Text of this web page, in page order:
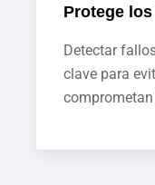
Protege
Detectar
clave para